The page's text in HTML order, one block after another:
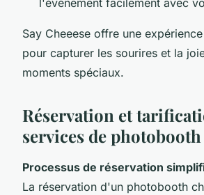
l'événement facilement avec
Say Cheeese offre une expérience
pour capturer les sourires et la
moments spéciaux.
Réservation et
services de photobooth
Processus de réservation
La réservation d'un photobooth